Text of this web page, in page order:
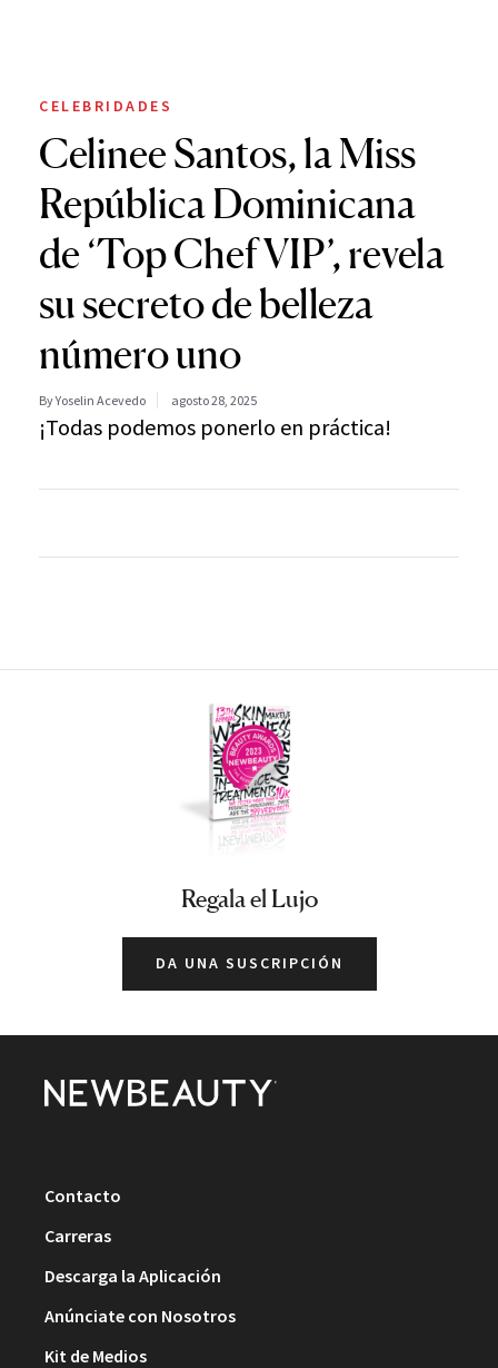
CELEBRIDADES
Celinee Santos, la Miss
República Dominicana
de ‘Top Chef VIP’, revela
su secreto de belleza
número uno
By Yoselin Acevedo agosto 28, 2025
¡Todas podemos ponerlo en práctica!
Regala el Lujo
DA UNA SUSCRIPCIÓN
Contacto
Carreras
Descarga la Aplicación
Anúnciate con Nosotros
Kit de Medios